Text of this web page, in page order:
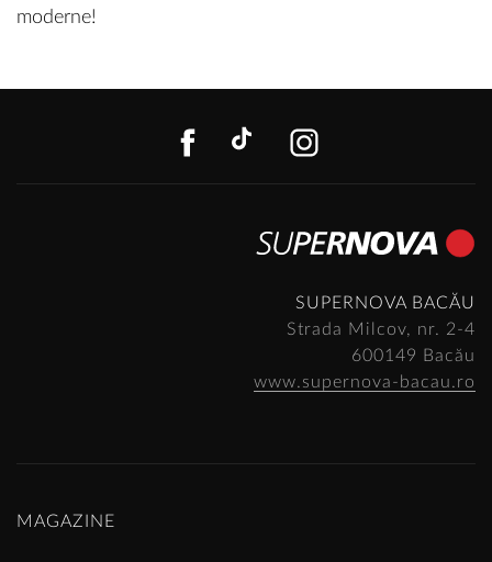
moderne!
MAGAZINE
FACEBOOK
TIKTOK
SUPERNOVA BACĂU
Strada Milcov, nr. 2-4
600149 Bacău
www.supernova-bacau.ro